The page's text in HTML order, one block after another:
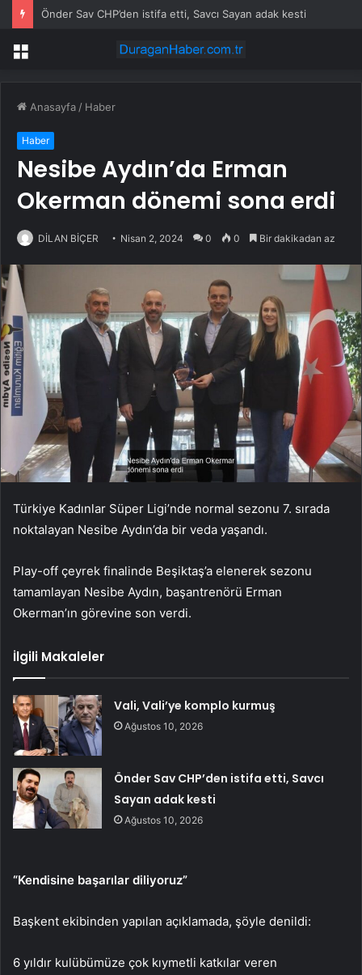
Önder Sav CHP’den istifa etti, Savcı Sayan adak kesti
Menü
Anasayfa / Haber
Haber
Nesibe Aydın’da Erman
Okerman dönemi sona erdi
DİLAN BİÇER Nisan 2, 2024 0 0 Bir dakikadan az
Türkiye Kadınlar Süper Ligi’nde normal sezonu 7. sırada
noktalayan Nesibe Aydın’da bir veda yaşandı.
Play-off çeyrek finalinde Beşiktaş’a elenerek sezonu
tamamlayan Nesibe Aydın, başantrenörü Erman
Okerman’ın görevine son verdi.
İlgili Makaleler
Vali, Vali’ye komplo kurmuş
Ağustos 10, 2026
Önder Sav CHP’den istifa etti, Savcı
Sayan adak kesti
Ağustos 10, 2026
“Kendisine başarılar diliyoruz”
Başkent ekibinden yapılan açıklamada, şöyle denildi:
6 yıldır kulübümüze çok kıymetli katkılar veren